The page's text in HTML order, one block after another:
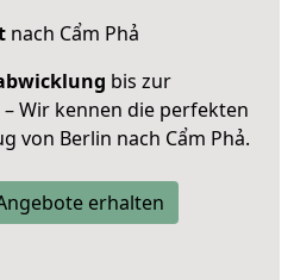
nach Cẩm Phả
bis zur
– Wir kennen die perfekten
von Berlin nach Cẩm Phả.
erhalten